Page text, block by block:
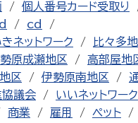
個人番号カード受取り
cd
ネットワーク
比々多
原成瀬地区
高部屋地
区 伊勢原南地区
議会
いいネットワーク
商業 雇用
ペット